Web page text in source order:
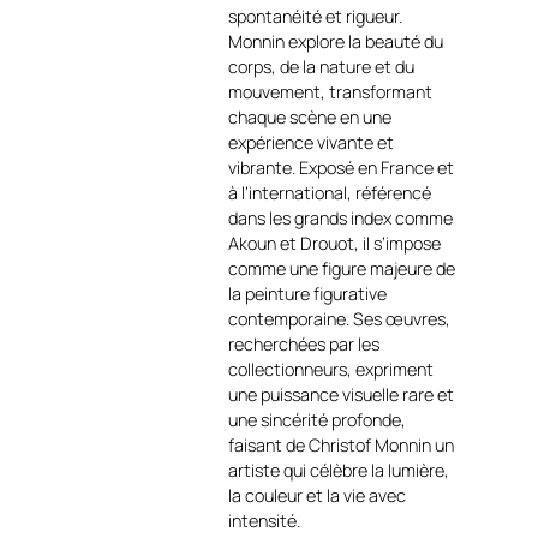
personnage et la modernité
de la compositionhttps://art-
et-culture.ch/categorie-
produit/artiste-peintre-
contemporain-
francais/christof-monnin/
Le rouge, couleur de passion
et de vitalité, dialogue ici
avec les tons chauds de la
chair et les éclats plus
sombres de la chevelure,
offrant une scène à la fois
intime et universelle. Monnin
https://www.antikeo.com/magazine/
monnin/?
Bz3dgtVsm27CVykly0SXixuGB15
avec force le contraste entre
fragilité et intensité, douceur
et puissance.
spontanéité et rigueur.
Monnin explore la beauté du
corps, de la nature et du
mouvement, transformant
chaque scène en une
expérience vivante et
vibrante. Exposé en France et
à l’international, référencé
dans les grands index comme
Akoun et Drouot, il s’impose
comme une figure majeure de
la peinture figurative
contemporaine. Ses œuvres,
recherchées par les
collectionneurs, expriment
une puissance visuelle rare et
une sincérité profonde,
faisant de Christof Monnin un
artiste qui célèbre la lumière,
la couleur et la vie avec
intensité.